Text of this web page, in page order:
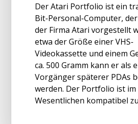
Der Atari Portfolio ist ein
Bit-Personal-Computer,
der Firma Atari vorgestellt
etwa der Größe einer VHS-
Videokassette und einem
ca. 500 Gramm kann er als
Vorgänger späterer PDAs
werden. Der Portfolio ist im
Wesentlichen kompatibel